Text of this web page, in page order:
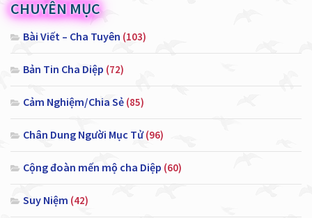
CHUYÊN MỤC
Bài Viết – Cha Tuyên (103)
Bản Tin Cha Diệp (72)
Cảm Nghiệm/Chia Sẻ (85)
Chân Dung Người Mục Tử(96)
Cộng đoàn mến mộ cha Diệp (60)
Suy Niệm (42)